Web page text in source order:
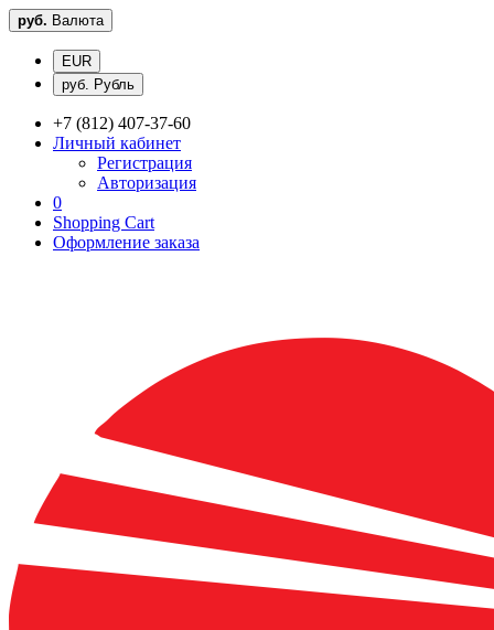
руб. Валюта
EUR
руб. Рубль
+7 (812) 407-37-60
Личный кабинет
Регистрация
Авторизация
0
Shopping Cart
Оформление заказа